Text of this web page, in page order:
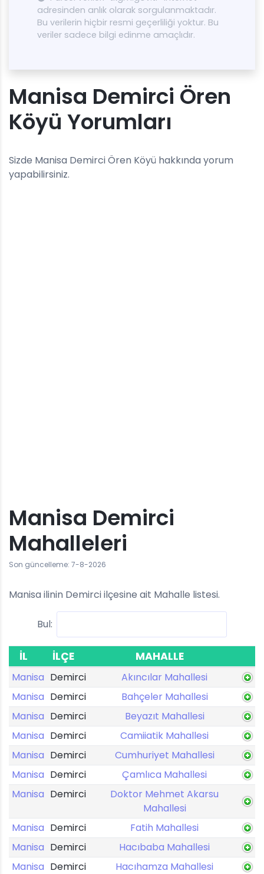
adresinden anlık olarak sorgulanmaktadır.
Bu verilerin hiçbir resmi geçerliliği yoktur. Bu
veriler sadece bilgi edinme amaçlıdır.
Manisa Demirci Ören
Köyü Yorumları
Sizde Manisa Demirci Ören Köyü hakkında yorum
yapabilirsiniz.
Manisa Demirci
Mahalleleri
Son güncelleme: 7-8-2026
Manisa ilinin Demirci ilçesine ait Mahalle listesi.
Bul:
İL İLÇE MAHALLE
Manisa Demirci
Akıncılar Mahallesi
Manisa Demirci
Bahçeler Mahallesi
Manisa Demirci
Beyazıt Mahallesi
Manisa Demirci
Camiiatik Mahallesi
Manisa Demirci
Cumhuriyet Mahallesi
Manisa Demirci
Çamlıca Mahallesi
Manisa Demirci
Doktor Mehmet Akarsu
Mahallesi
Manisa Demirci
Fatih Mahallesi
Manisa Demirci
Hacıbaba Mahallesi
Manisa Demirci
Hacıhamza Mahallesi